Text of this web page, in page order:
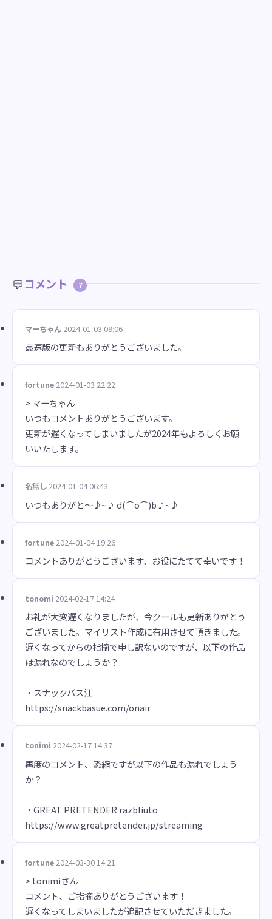
💬コメント 7
マーちゃん 2024-01-03 09:06
最速版の更新もありがとうございました。
fortune 2024-01-03 22:22
> マーちゃん
いつもコメントありがとうございます。
更新が遅くなってしまいましたが2024年もよろしくお願
いいたします。
名無し 2024-01-04 06:43
いつもありがと～♪~♪ d(⌒o⌒)b♪~♪
fortune 2024-01-04 19:26
コメントありがとうございます、お役にたてて幸いです！
tonomi 2024-02-17 14:24
お礼が大変遅くなりましたが、今クールも更新ありがとう
ございました。マイリスト作成に有用させて頂きました。
遅くなってからの指摘で申し訳ないのですが、以下の作品
は漏れなのでしょうか？
・スナックバス江
https://snackbasue.com/onair
tonimi 2024-02-17 14:37
再度のコメント、恐縮ですが以下の作品も漏れでしょう
か？
・GREAT PRETENDER razbliuto
https://www.greatpretender.jp/streaming
fortune 2024-03-30 14:21
> tonimiさん
コメント、ご指摘ありがとうございます！
遅くなってしまいましたが追記させていただきました。